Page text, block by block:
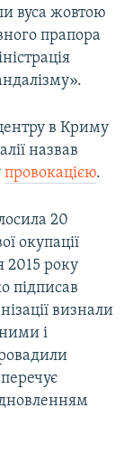
вуса жовтою
прапора
в Криму
назвав
провокацією.
20
окупації
2015 року
підписав
визнали
і